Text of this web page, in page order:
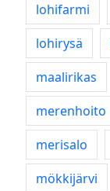
lohifarmi
lohirysä
maalirikas
merenhoito
merisalo
mökkijärvi